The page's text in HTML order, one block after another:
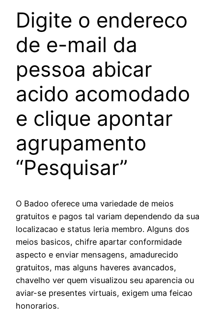
Digite o endereco
de e-mail da
pessoa abicar
acido acomodado
e clique apontar
agrupamento
“Pesquisar”
O Badoo oferece uma variedade de meios
gratuitos e pagos tal variam dependendo da sua
localizacao e status leria membro. Alguns dos
meios basicos, chifre apartar conformidade
aspecto e enviar mensagens, amadurecido
gratuitos, mas alguns haveres avancados,
chavelho ver quem visualizou seu aparencia ou
aviar-se presentes virtuais, exigem uma feicao
honorarios.